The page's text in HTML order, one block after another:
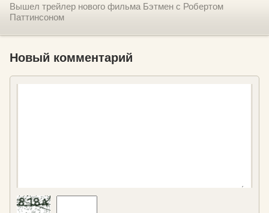
Вышел трейлер нового фильма Бэтмен с Робертом
Паттинсоном
Новый комментарий